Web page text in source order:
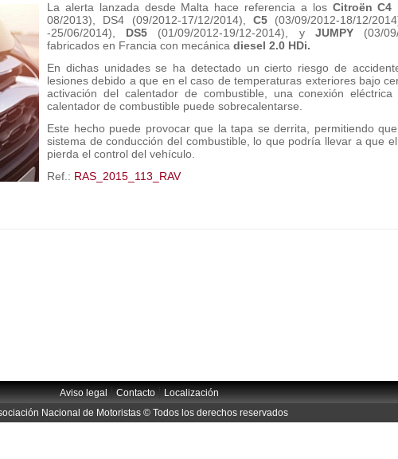
La alerta lanzada desde Malta hace referencia a los Citroën C4
08/2013), DS4 (09/2012-17/12/2014), C5 (03/09/2012-18/12/
-25/06/2014), DS5 (01/09/2012-19/12-2014), y JUMPY(03/09/
fabricados en Francia con mecánica diesel 2.0 HDi.
En dichas unidades se ha detectado un cierto riesgo de
lesiones debido a que en el caso de temperaturas exteriores bajo
activación del calentador de combustible, una conexión
calentador de combustible puede sobrecalentarse.
Este hecho puede provocar que la tapa se derrita, permitiendo
sistema de conducción del combustible, lo que podría llevar a que
pierda el control del vehículo.
Ref.: RAS_2015_113_RAV
Aviso legal|Contacto|Localización
Nacional de Motoristas © Todos los derechos reservados